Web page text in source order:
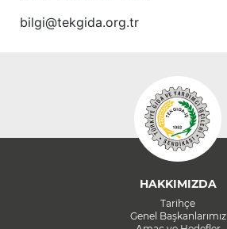
bilgi@tekgida.org.tr
HAKKIMIZDA
Tarihçe
Genel Başkanlarımız